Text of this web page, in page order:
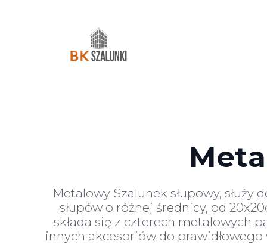
Metalowy Szalunek słupowy,
słupów o różnej średnicy, od
składa się z czterech metalowych
innych akcesoriów do